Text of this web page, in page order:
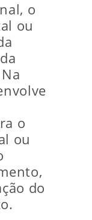
o
ou
o
ou
do